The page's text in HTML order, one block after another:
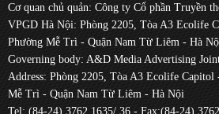
Cơ quan chủ quản: Công ty Cổ phần Truyền
VPGD Hà Nội: Phòng 2205, Tòa A3 Ecolife
Phường Mễ Trì - Quận Nam Từ Liêm - Hà
Governing body: A&D Media Advertising
Address: Phòng 2205, Tòa A3 Ecolife
Mễ Trì - Quận Nam Từ Liêm - Hà Nội
Tel: (84-24) 3762 1635/ 36 - Fax:(84-24)